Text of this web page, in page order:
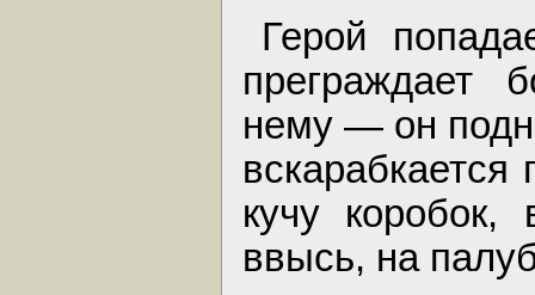
Герой
преграждает
нему — он
кучу
ввысь, на